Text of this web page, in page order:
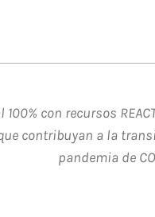
con recursos
que contribuyan a la
pandemia de